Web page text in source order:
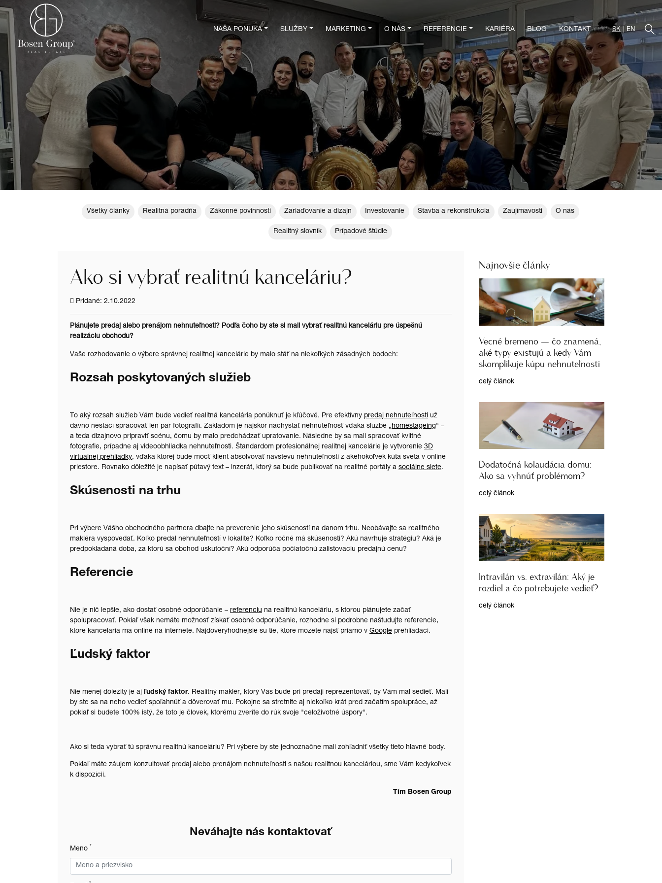
NAŠA PONUKA SLUŽBY MARKETING O NÁS REFERENCIE KARIÉRA BLOG KONTAKT SK EN
Všetky články Realitná poradňa Zákonné povinnosti Zariaďovanie a dizajn Investovanie Stavba a rekonštrukcia Zaujímavosti O nás
Realitný slovník Prípadové štúdie
Ako si vybrať realitnú kanceláriu?
Pridané: 2.10.2022
Plánujete predaj alebo prenájom nehnuteľnosti? Podľa čoho by ste si mali vybrať realitnú kanceláriu pre úspešnú
realizáciu obchodu?
Vaše rozhodovanie o výbere správnej realitnej kancelárie by malo stáť na niekoľkých zásadných bodoch:
Rozsah poskytovaných služieb
To aký rozsah služieb Vám bude vedieť realitná kancelária ponúknuť je kľúčové. Pre efektívny predaj nehnuteľnosti už
dávno nestačí spracovať len pár fotografií. Základom je najskôr nachystať nehnuteľnosť vďaka službe „homestageing“ –
a teda dizajnovo pripraviť scénu, čomu by malo predchádzať upratovanie. Následne by sa mali spracovať kvlitné
fotografie, prípadne aj videoobhliadka nehnuteľnosti. Štandardom profesionálnej realitnej kancelárie je vytvorenie 3D
virtuálnej prehliadky, vďaka ktorej bude môcť klient absolvovať návštevu nehnuteľnosti z akéhokoľvek kúta sveta v online
priestore. Rovnako dôležité je napísať pútavý text – inzerát, ktorý sa bude publikovať na realitné portály a sociálne siete.
Skúsenosti na trhu
Pri výbere Vášho obchodného partnera dbajte na preverenie jeho skúseností na danom trhu. Neobávajte sa realitného
makléra vyspovedať. Koľko predal nehnuteľností v lokalite? Koľko ročné má skúsenosti? Akú navrhuje stratégiu? Aká je
predpokladaná doba, za ktorú sa obchod uskutoční? Akú odporúča počiatočnú zalistovaciu predajnú cenu?
Referencie
Nie je nič lepšie, ako dostať osobné odporúčanie – referenciu na realitnú kanceláriu, s ktorou plánujete začať
spolupracovať. Pokiaľ však nemáte možnosť získať osobné odporúčanie, rozhodne si podrobne naštudujte referencie,
ktoré kancelária má online na internete. Najdôveryhodnejšie sú tie, ktoré môžete nájsť priamo v Google prehliadači.
Ľudský faktor
Nie menej dôležitý je aj ľudský faktor. Realitný maklér, ktorý Vás bude pri predaji reprezentovať, by Vám mal sedieť. Mali
by ste sa na neho vedieť spoľahnúť a dôverovať mu. Pokojne sa stretnite aj niekoľko krát pred začatím spolupráce, až
pokiaľ si budete 100% istý, že toto je človek, ktorému zveríte do rúk svoje "celoživotné úspory".
Ako si teda vybrať tú správnu realitnú kanceláriu? Pri výbere by ste jednoznačne mali zohľadniť všetky tieto hlavné body.
Pokiaľ máte záujem konzultovať predaj alebo prenájom nehnuteľnosti s našou realitnou kanceláriou, sme Vám kedykoľvek
k dispozícii.
Tím Bosen Group
Neváhajte nás kontaktovať
Meno *
Najnovšie články
Vecné bremeno — čo znamená,
aké typy existujú a kedy Vám
skomplikuje kúpu nehnuteľnosti
celý článok
Dodatočná kolaudácia domu:
Ako sa vyhnúť problémom?
celý článok
Intravilán vs. extravilán: Aký je
rozdiel a čo potrebujete vedieť?
celý článok